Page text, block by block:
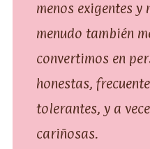
menos exigentes y
menudo también
convertimos en
honestas,
tolerantes, y a
cariñosas.